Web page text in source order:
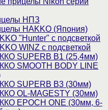
НПЗ
HAKKO (Япония)
"Hunter" с подсветкой
WINZ с подсветкой
SUPERB B1 (25,4мм)
SMOOTH BODY LINE
SUPERB B3 (30мм)
OL-MAGESTY (30мм)
EPOCH ONE (30мм, 6-